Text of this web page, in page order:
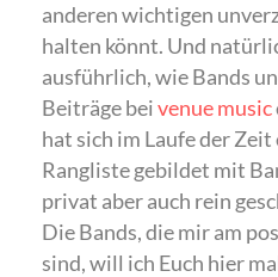
anderen wichtigen
halten könnt. Und
ausführlich, wie Bands
Beiträge beivenue music
hat sich im Laufe der
Rangliste gebildet mit
privat aber auch rein
Die Bands, die mir am
sind, will ich Euch hier